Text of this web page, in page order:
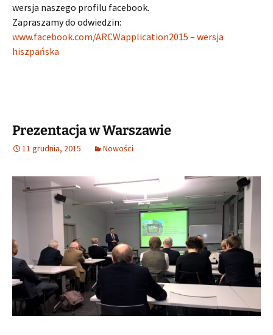
wersja naszego profilu facebook.
Zapraszamy do odwiedzin:
www.facebook.com/ARCWapplication2015 – wersja
hiszpańska
Prezentacja w Warszawie
11 grudnia, 2015 Nowości